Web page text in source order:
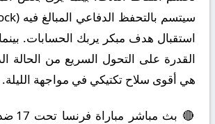
استقبال هدف مبكر يربك الحسابات.
القدرة على التحول السريع من الحالة
هي أقوى سلاح تكتيكي في مواجهة الليلة.
🔴 بث